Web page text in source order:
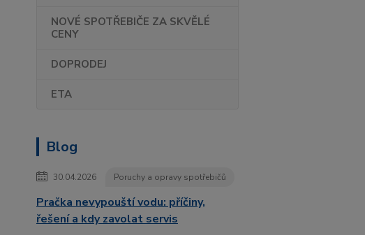
NOVÉ SPOTŘEBIČE ZA SKVĚLÉ
CENY
DOPRODEJ
ETA
Blog
30.04.2026 Poruchy a opravy spotřebičů
Pračka nevypouští vodu: příčiny,
řešení a kdy zavolat servis